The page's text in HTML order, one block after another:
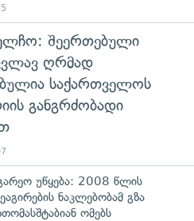
შეერთებული
ღრმად
საქართველოს
განგრძობადი
უწყება: 2008 წლის
ნაკლებობამ გზა
ომებს